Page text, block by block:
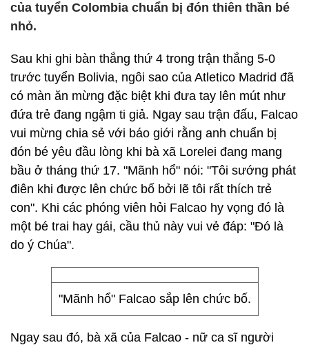
của tuyển Colombia chuẩn bị đón thiên thần bé
nhỏ.
Sau khi ghi bàn thắng thứ 4 trong trận thắng 5-0
trước tuyển Bolivia, ngôi sao của Atletico Madrid đã
có màn ăn mừng đặc biệt khi đưa tay lên mút như
đứa trẻ đang ngậm ti giả. Ngay sau trận đấu, Falcao
vui mừng chia sẻ với báo giới rằng anh chuẩn bị
đón bé yêu đầu lòng khi bà xã Lorelei đang mang
bầu ở tháng thứ 17. "Mãnh hổ" nói: "Tôi sướng phát
điên khi được lên chức bố bởi lẽ tôi rất thích trẻ
con". Khi các phóng viên hỏi Falcao hy vọng đó là
một bé trai hay gái, cầu thủ này vui vẻ đáp: "Đó là
do ý Chúa".
"Mãnh hổ" Falcao sắp lên chức bố.
Ngay sau đó, bà xã của Falcao - nữ ca sĩ người